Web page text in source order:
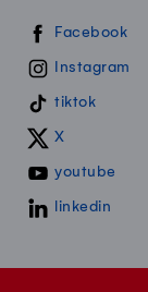
Swissmilk sur
Facebook
Instagram
tiktok
X
youtube
linkedin